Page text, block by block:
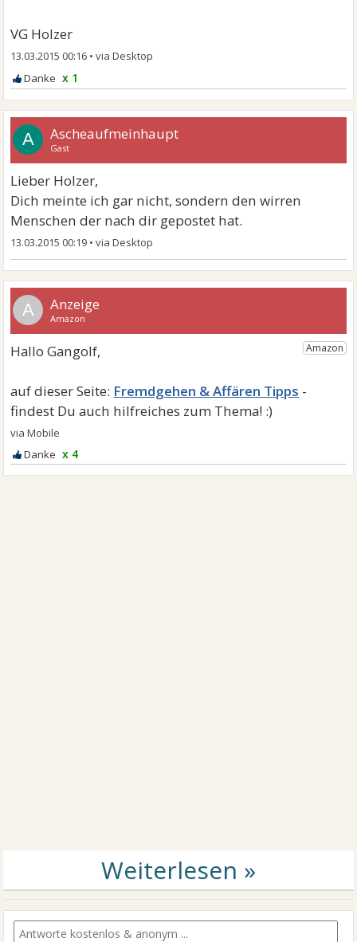
VG Holzer
13.03.2015 00:16 •
x 1
A Ascheaufmeinhaupt
Gast
Lieber Holzer,
Dich meinte ich gar nicht, sondern den wirren
Menschen der nach dir gepostet hat.
13.03.2015 00:19 •
A
Fremdgehen & Affären Tipps
x 4